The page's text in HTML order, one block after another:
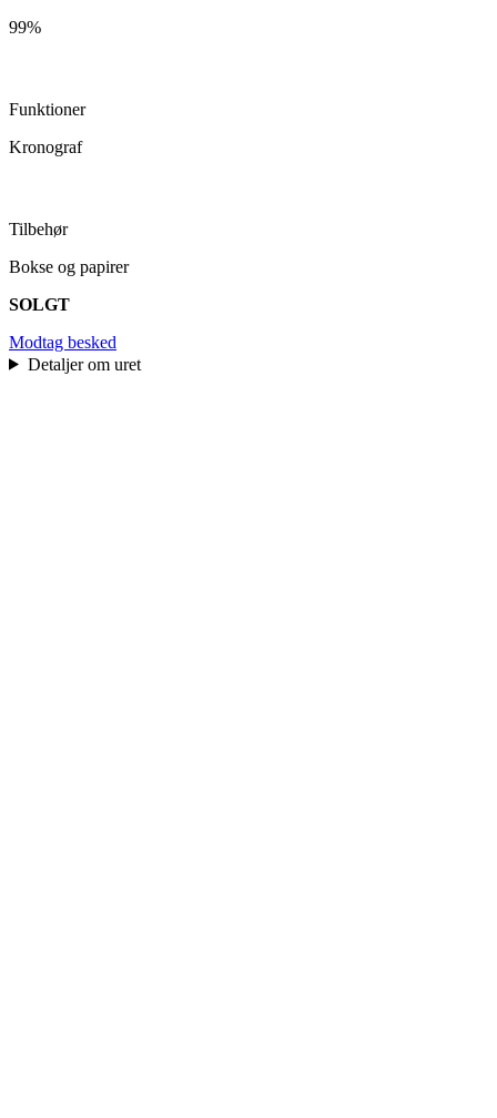
99%
Funktioner
Kronograf
Tilbehør
Bokse og papirer
SOLGT
Modtag besked
Detaljer om uret